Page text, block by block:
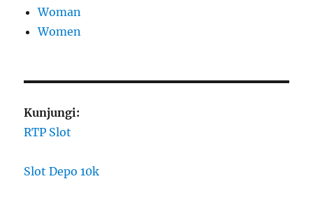
Woman
Women
Kunjungi:
RTP Slot
Slot Depo 10k